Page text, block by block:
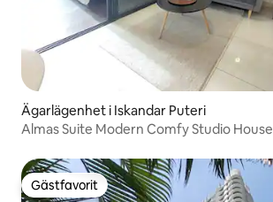
Ägarlägenhet i Iskandar Puteri
Almas Suite Modern Comfy Studio House
Gästfavorit
Gästfavorit